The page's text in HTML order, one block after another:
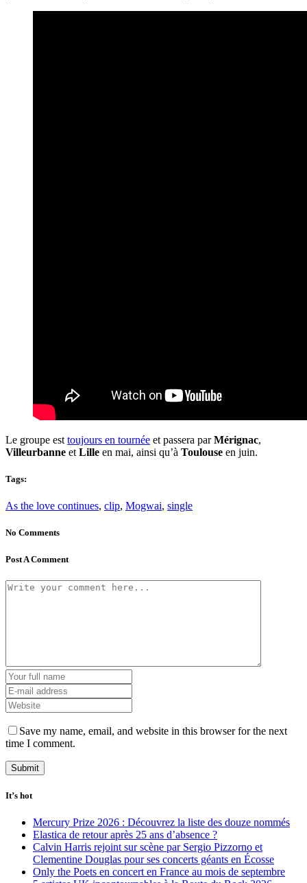
Le groupe est toujours en tournée et passera parMérignac,
Villeurbanne et Lille en mai, ainsi qu’à Toulouse en juin.
Tags:
As the love continues, clip, Mogwai, single
No Comments
Post A Comment
Save my name, email, and website in this browser for the next
time I comment.
It’s hot
Mercury Prize 2026 : Découvrez la liste des douze nommés
Elastica de retour après 25 ans d’absence ?
Calvin Harris rejoint sur scène par Sergio Pizzorno et
Clementine Douglas pour ses concerts géants en Écosse
Only the Poets en concert en France au mois de septembre